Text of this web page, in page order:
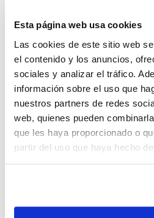
Esta página web usa cookies
Las cookies de este sitio web
el contenido y los anuncios,
sociales y analizar el tráfico.
información sobre el uso que
nuestros partners de redes
web, quienes pueden
que les haya proporcionado o
partir del uso que haya hecho
favorits a tornar a alçar
que no arribava a la
millor estat de forma.
Rubén Burgos valorava
finalització:“Agrair la
aficionats, amb tota la